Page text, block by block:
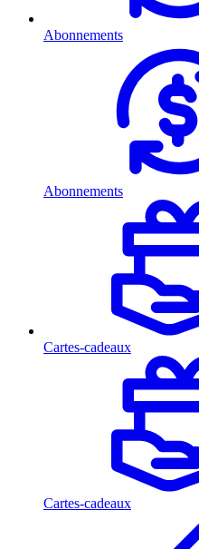
Abonnements
Abonnements
Cartes-cadeaux
Cartes-cadeaux